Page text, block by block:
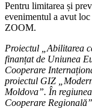
Pentru limitarea și
evenimentul a avut
ZOOM.
Proiectul „Abilitarea
finanțat de Uniunea
Cooperare
proiectul GIZ
Moldova”. În
Cooperare